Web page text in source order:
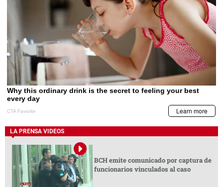
LA PRENSA VIDEOS
BCH emite comunicado por captura de
funcionarios vinculados al caso